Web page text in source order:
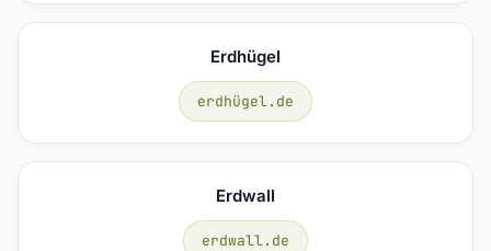
Erdhügel
erdhügel.de
Erdwall
erdwall.de